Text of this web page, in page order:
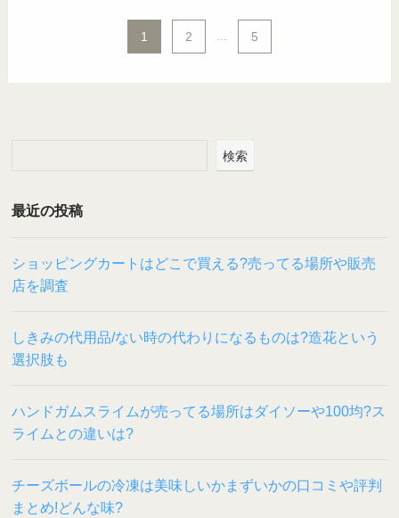
1 2 ... 5
検索
最近の投稿
ショッピングカートはどこで買える?売ってる場所や販売
店を調査
しきみの代用品/ない時の代わりになるものは?造花という
選択肢も
ハンドガムスライムが売ってる場所はダイソーや100均?ス
ライムとの違いは?
チーズボールの冷凍は美味しいかまずいかの口コミや評判
まとめ!どんな味?